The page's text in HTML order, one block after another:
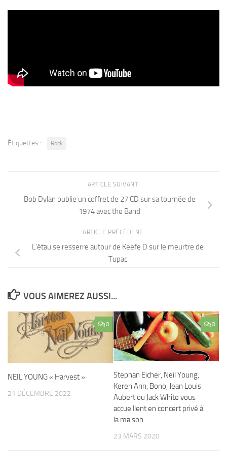
Étiquettes : Rock
ARTICLE SUIVANT
Bob Dylan publie un coffret de 27 CD sur sa tournée de
1974 avec the Band
ARTICLE PRÉCÉDENT
L’étau se resserre autour de Keefe D sur le meurtre de
Tupac
VOUS AIMEREZ AUSSI...
0
NEIL YOUNG « Harvest »
21 DÉCEMBRE 2022
0
Stephan Eicher, Neil Young,
Keren Ann, Bono, Jean Louis
Aubert ou Jack White vous
accueillent en concert privé à
la maison
23 MARS 2020